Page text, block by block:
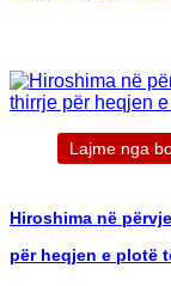
Lajme nga
Hiroshima në
për heqjen e plotë